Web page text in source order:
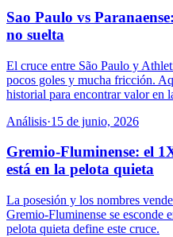
Sao Paulo vs
no suelta
El cruce entre São Paulo y
pocos goles y mucha fricción.
historial para encontrar valor en
Análisis·15 de junio, 2026
Gremio-Fluminense: el
está en la pelota quieta
La posesión y los nombres
Gremio-Fluminense se esconde
pelota quieta define este cruce.